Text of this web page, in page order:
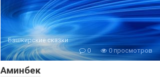
Башкирские сказки
0
0 просмотров
Аминбек